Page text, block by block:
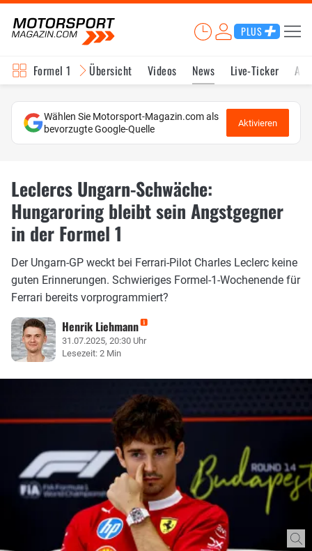
PLUS
Formel 1 Übersicht Videos News Live-Ticker
Wählen Sie Motorsport-Magazin.com als
bevorzugte Google-Quelle
Aktivieren
Leclercs Ungarn-Schwäche:
Hungaroring bleibt sein Angstgegner
in der Formel 1
Der Ungarn-GP weckt bei Ferrari-Pilot Charles Leclerc keine
guten Erinnerungen. Schwieriges Formel-1-Wochenende für
Ferrari bereits vorprogrammiert?
Henrik Liehmann
31.07.2025, 20:30 Uhr
Lesezeit: 2 Min